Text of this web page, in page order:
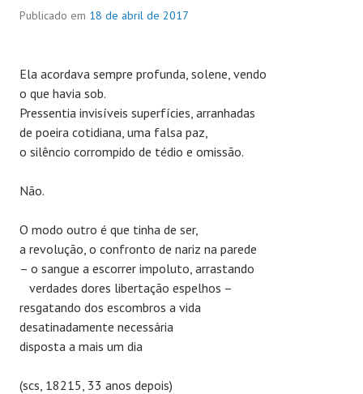
Publicado em 18 de abril de 2017
Ela acordava sempre profunda, solene, vendo
o que havia sob.
Pressentia invisíveis superfícies, arranhadas
de poeira cotidiana, uma falsa paz,
o silêncio corrompido de tédio e omissão.
Não.
O modo outro é que tinha de ser,
a revolução, o confronto de nariz na parede
– o sangue a escorrer impoluto, arrastando
verdades dores libertação espelhos –
resgatando dos escombros a vida
desatinadamente necessária
disposta a mais um dia
(scs, 18215, 33 anos depois)